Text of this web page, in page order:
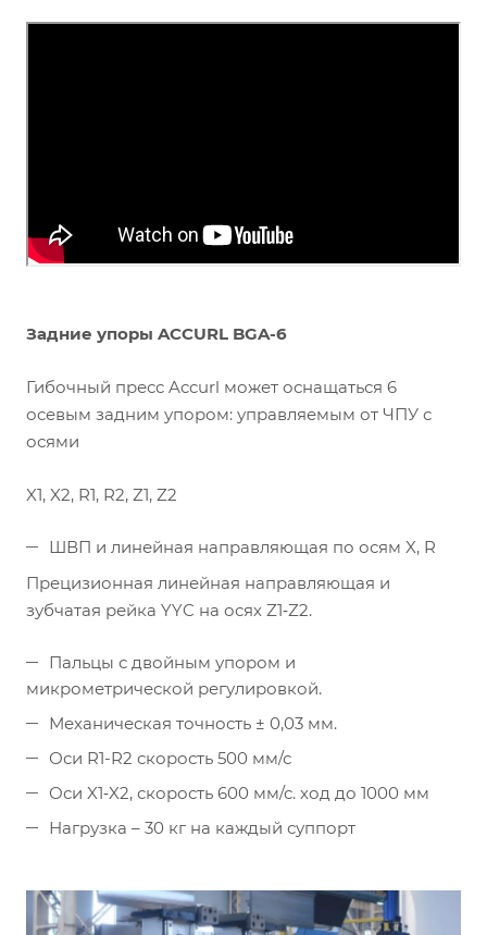
Задние упоры ACCURL BGA-6
Гибочный пресс Accurl может оснащаться 6
осевым задним упором: управляемым от ЧПУ с
осями
X1, X2, R1, R2, Z1, Z2
ШВП и линейная направляющая по осям X, R
Прецизионная линейная направляющая и
зубчатая рейка YYC на осях Z1‐Z2.
Пальцы с двойным упором и
микрометрической регулировкой.
Механическая точность ± 0,03 мм.
Оси R1-R2 скорость 500 мм/с
Оси X1‐X2, скорость 600 мм/с. ход до 1000 мм
Нагрузка – 30 кг на каждый суппорт